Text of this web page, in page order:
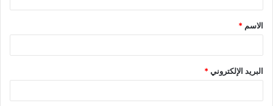
الاسم *
البريد الإلكتروني*